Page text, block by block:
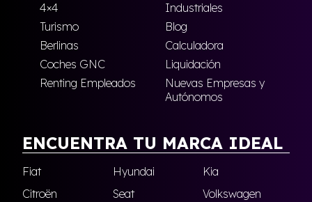
4×4
Industriales
Turismo
Blog
Berlinas
Calculadora
Coches GNC
Liquidación
Renting Empleados
Nuevas Empresas y
Autónomos
ENCUENTRA TU MARCA IDEAL
Fiat Hyundai
Kia
Citroën
Seat
Volkswagen